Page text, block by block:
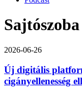
Sajtószoba
2026-06-26
Új digitális
cigányellenesség